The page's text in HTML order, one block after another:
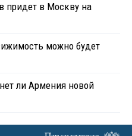
придет в Москву на
можно будет
ли Армения новой